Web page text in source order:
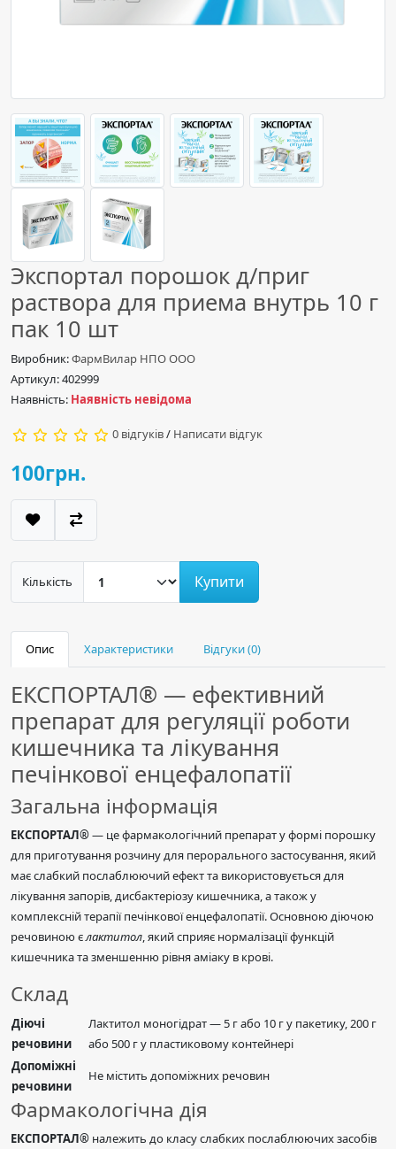
Экспортал порошок д/приг
раствора для приема внутрь 10 г
пак 10 шт
Виробник:ФармВилар НПО ООО
Артикул: 402999
Наявність: Наявність невідома
0 відгуків/ Написати відгук
100грн.
Кількість Купити
Опис Характеристики Відгуки (0)
ЕКСПОРТАЛ® — ефективний
препарат для регуляції роботи
кишечника та лікування
печінкової енцефалопатії
Загальна інформація
ЕКСПОРТАЛ®— це фармакологічний препарат у формі порошку
для приготування розчину для перорального застосування, який
має слабкий послаблюючий ефект та використовується для
лікування запорів, дисбактеріозу кишечника, а також у
комплексній терапії печінкової енцефалопатії. Основною діючою
речовиною єлактитол, який сприяє нормалізації функцій
кишечника та зменшенню рівня аміаку в крові.
Склад
Діючі
речовини
Лактитол моногідрат — 5 г або 10 г у пакетику, 200 г
або 500 г у пластиковому контейнері
Допоміжні
речовини
Не містить допоміжних речовин
Фармакологічна дія
ЕКСПОРТАЛ® належить до класу слабких послаблюючих засобів